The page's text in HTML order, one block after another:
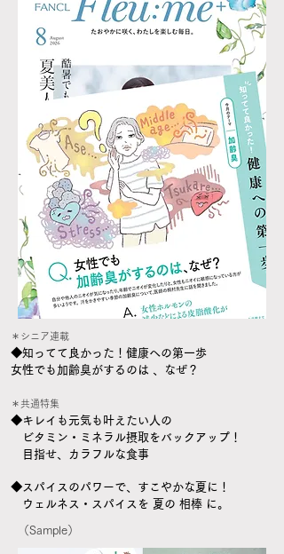
＊シニア連載
​◆知ってて良かった！健康への第一歩
女性でも加齢臭がするのは 、なぜ？
＊共通特集
​◆キレイも元気も叶えたい人の
ビタミン・ミネラル摂取をバックアップ！
目指せ、カラフルな食事
◆スパイスのパワーで、すこやかな夏に！
ウェルネス・スパイスを 夏の 相棒 に。
（Sample）